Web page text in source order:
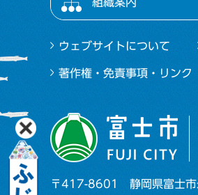
組織案内
ウェブサイトについて
著作権・免責事項・リンク
〒417-8601 静岡県富士